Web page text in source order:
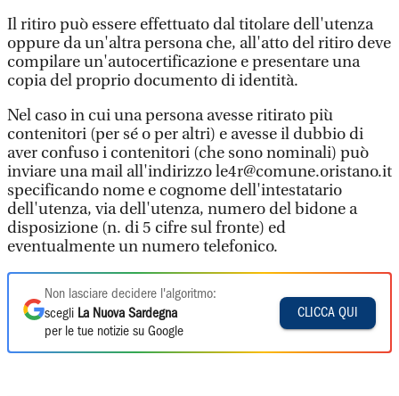
Il ritiro può essere effettuato dal titolare dell'utenza
oppure da un'altra persona che, all'atto del ritiro deve
compilare un'autocertificazione e presentare una
copia del proprio documento di identità.
Nel caso in cui una persona avesse ritirato più
contenitori (per sé o per altri) e avesse il dubbio di
aver confuso i contenitori (che sono nominali) può
inviare una mail all'indirizzo le4r@comune.oristano.it
specificando nome e cognome dell'intestatario
dell'utenza, via dell'utenza, numero del bidone a
disposizione (n. di 5 cifre sul fronte) ed
eventualmente un numero telefonico.
Non lasciare decidere l'algoritmo:
scegli La Nuova Sardegna
per le tue notizie su Google
CLICCA QUI